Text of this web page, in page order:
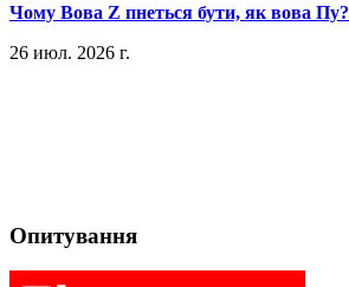
​Чому Вова Z пнеться бути, як вова Пу?
26 июл. 2026 г.
Опитування